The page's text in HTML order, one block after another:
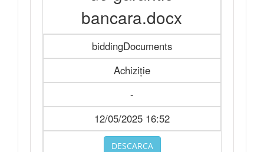
bancara.docx
biddingDocuments
Achiziție
-
12/05/2025 16:52
DESCARCA